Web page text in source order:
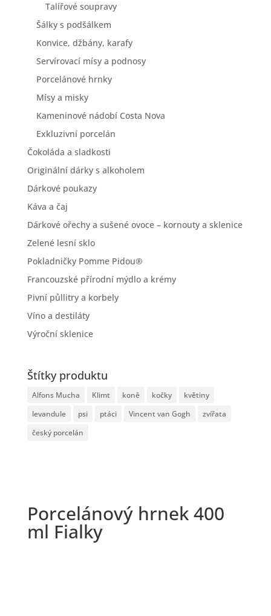
Talířové soupravy
Šálky s podšálkem
Konvice, džbány, karafy
Servírovací mísy a podnosy
Porcelánové hrnky
Mísy a misky
Kameninové nádobí Costa Nova
Exkluzivní porcelán
Čokoláda a sladkosti
Originální dárky s alkoholem
Dárkové poukazy
Káva a čaj
Dárkové ořechy a sušené ovoce – kornouty a sklenice
Zelené lesní sklo
Pokladničky Pomme Pidou®
Francouzské přírodní mýdlo a krémy
Pivní půllitry a korbely
Víno a destiláty
Výroční sklenice
Štítky produktu
Alfons Mucha Klimt koně kočky
květiny
levandule
psi ptáci Vincent van Gogh
zvířata
český porcelán
Porcelánový hrnek 400
ml Fialky